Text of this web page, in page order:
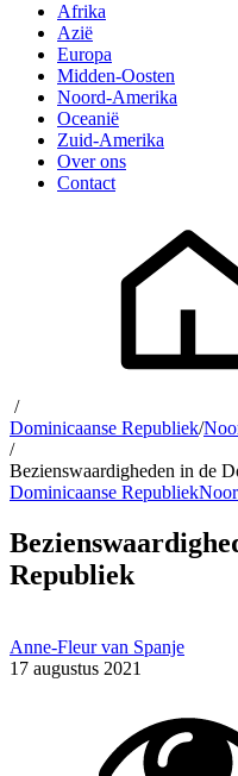
Afrika
Azië
Europa
Midden-Oosten
Noord-Amerika
Oceanië
Zuid-Amerika
Over ons
Contact
/
Dominicaanse Republiek/
/
Bezienswaardigheden in de
Dominicaanse Republiek
Republiek
Anne-Fleur van Spanje
17 augustus 2021